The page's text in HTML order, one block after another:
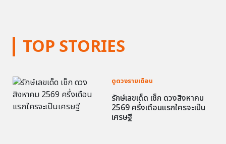
TOP STORIES
ดูดวงรายเดือน
รักษ์เลขเด็ด เช็ก ดวงสิงหาคม
2569 ครึ่งเดือนแรกใครจะเป็น
เศรษฐี